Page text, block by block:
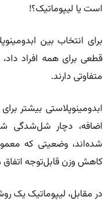
است یا لیپوماتیک؟!
برای انتخاب بین
قطعی برای همه افراد
متفاوتی دارند.
ابدومینوپلاستی بیشتر
اضافه، دچار شل‌شدگی
شده‌اند، وضعیتی که
کاهش وزن قابل‌توجه اتفاق
در مقابل، لیپوماتیک یک